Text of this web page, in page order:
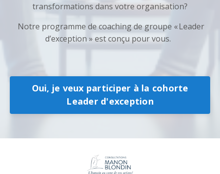
transformations dans votre organisation?
Notre programme de coaching de groupe « Leader
d’exception » est conçu pour vous.
Oui, je veux participer à la cohorte
Leader d'exception